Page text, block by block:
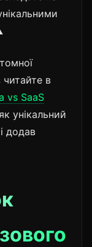
читайте в
vs SaaS
унікальний
додав